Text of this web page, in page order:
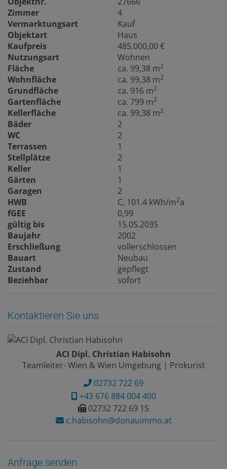
Zimmer
4
Vermarktungsart
Kauf
Objektart
Haus
Kaufpreis
485.000,00 €
Nutzungsart
Wohnen
Fläche
ca. 99,38 m2
Wohnfläche ca. 99,38 m2
Grundfläche ca. 916 m2
Gartenfläche ca. 799 m2
Kellerfläche ca. 99,38 m2
Bäder
2
WC
2
Terrassen
1
Stellplätze
2
Keller
1
Gärten
1
Garagen
2
HWB
C, 101.4 kWh/m2a
fGEE
0,99
gültig bis
15.05.2035
Baujahr
2002
Erschließung
vollerschlossen
Bauart
Neubau
Zustand
gepflegt
Beziehbar
sofort
Kontaktieren Sie uns
ACI Dipl. Christian Habisohn
Teamleiter- Wien & Wien Umgebung | Prokurist
02732 722 69
+43 676 884 004 400
02732 722 69 15
c.habisohn@donauimmo.at
Anfrage senden